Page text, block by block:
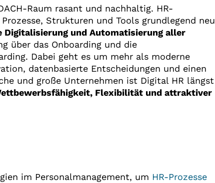
Raum rasant und nachhaltig. HR-
Strukturen und Tools grundlegend neu
Digitalisierung und Automatisierung aller
über das Onboarding und die
Dabei geht es um mehr als moderne
datenbasierte Entscheidungen und einen
und große Unternehmen ist Digital HR längst
Flexibilität und attraktiver
im Personalmanagement, um HR-Prozesse